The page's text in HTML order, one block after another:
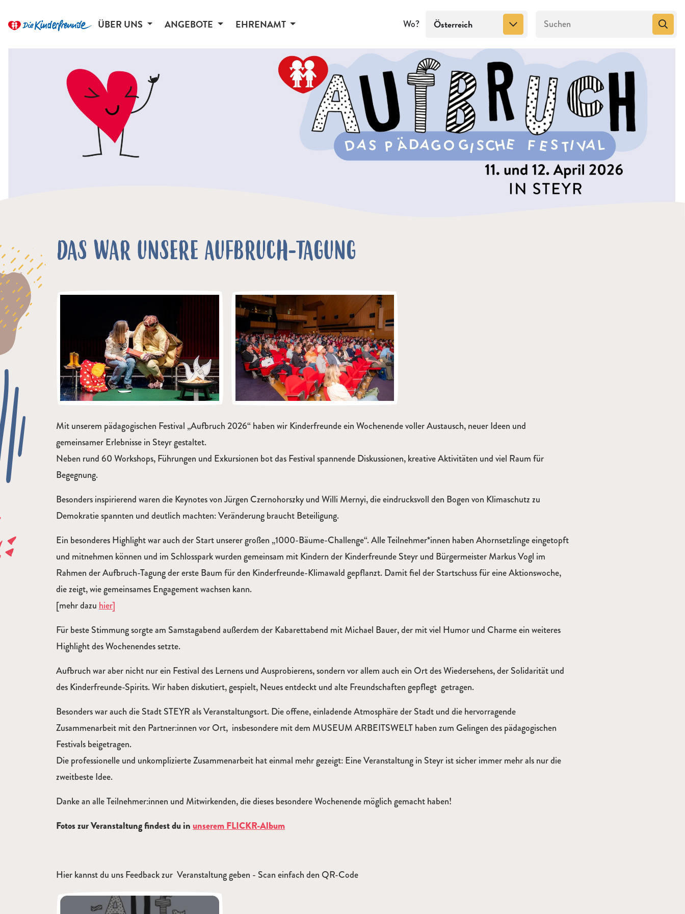
ÜBER UNS ANGEBOTE EHRENAMT Wo? Österreich
DAS WAR UNSERE AUFBRUCH-TAGUNG
Mit unserem pädagogischen Festival „Aufbruch 2026“ haben wir Kinderfreunde ein Wochenende voller Austausch, neuer Ideen und
gemeinsamer Erlebnisse in Steyr gestaltet.
Neben rund 60 Workshops, Führungen und Exkursionen bot das Festival spannende Diskussionen, kreative Aktivitäten und viel Raum für
Begegnung.
Besonders inspirierend waren die Keynotes von Jürgen Czernohorszky und Willi Mernyi, die eindrucksvoll den Bogen von Klimaschutz zu
Demokratie spannten und deutlich machten: Veränderung braucht Beteiligung.
Ein besonderes Highlight war auch der Start unserer großen „1000-Bäume-Challenge“. Alle Teilnehmer*innen haben Ahornsetzlinge eingetopft
und mitnehmen können und im Schlosspark wurden gemeinsam mit Kindern der Kinderfreunde Steyr und Bürgermeister Markus Vogl im
Rahmen der Aufbruch-Tagung der erste Baum für den Kinderfreunde-Klimawald gepflanzt. Damit fiel der Startschuss für eine Aktionswoche,
die zeigt, wie gemeinsames Engagement wachsen kann.
[mehr dazu hier]
Für beste Stimmung sorgte am Samstagabend außerdem der Kabarettabend mit Michael Bauer, der mit viel Humor und Charme ein weiteres
Highlight des Wochenendes setzte.
Aufbruch war aber nicht nur ein Festival des Lernens und Ausprobierens, sondern vor allem auch ein Ort des Wiedersehens, der Solidarität und
des Kinderfreunde-Spirits. Wir haben diskutiert, gespielt, Neues entdeckt und alte Freundschaften gepflegt getragen.
Besonders war auch die Stadt STEYR als Veranstaltungsort. Die offene, einladende Atmosphäre der Stadt und die hervorragende
Zusammenarbeit mit den Partner:innen vor Ort, insbesondere mit dem MUSEUM ARBEITSWELT haben zum Gelingen des pädagogischen
Festivals beigetragen.
Die professionelle und unkomplizierte Zusammenarbeit hat einmal mehr gezeigt: Eine Veranstaltung in Steyr ist sicher immer mehr als nur die
zweitbeste Idee.
Danke an alle Teilnehmer:innen und Mitwirkenden, die dieses besondere Wochenende möglich gemacht haben!
Fotos zur Veranstaltung findest du inunserem FLICKR-Album
Hier kannst du uns Feedback zur Veranstaltung geben - Scan einfach den QR-Code